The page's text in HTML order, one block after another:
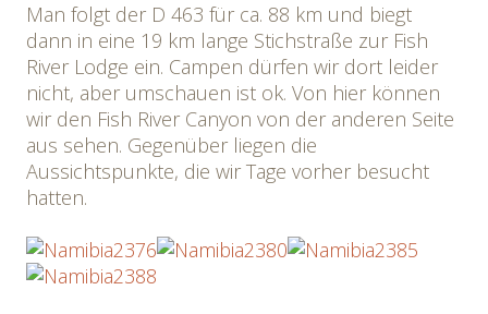
Man folgt der D 463 für ca. 88 km und biegt
dann in eine 19 km lange Stichstraße zur Fish
River Lodge ein. Campen dürfen wir dort leider
nicht, aber umschauen ist ok. Von hier können
wir den Fish River Canyon von der anderen Seite
aus sehen. Gegenüber liegen die
Aussichtspunkte, die wir Tage vorher besucht
hatten.